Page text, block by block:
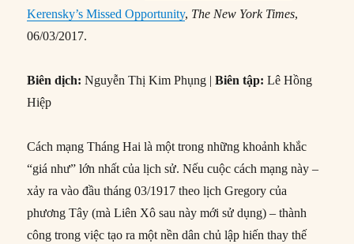
Kerensky’s Missed Opportunity, The New York Times,
06/03/2017.
Biên dịch:Nguyễn Thị Kim Phụng |Biên tập:Lê Hồng
Hiệp
Cách mạng Tháng Hai là một trong những khoảnh khắc
“giá như” lớn nhất của lịch sử. Nếu cuộc cách mạng này –
xảy ra vào đầu tháng 03/1917 theo lịch Gregory của
phương Tây (mà Liên Xô sau này mới sử dụng) – thành
công trong việc tạo ra một nền dân chủ lập hiến thay thế